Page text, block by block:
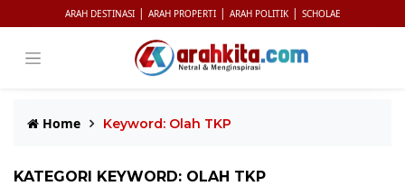
ARAH DESTINASI | ARAH PROPERTI | ARAH POLITIK | SCHOLAE
Home Keyword: Olah TKP
KATEGORI KEYWORD: OLAH TKP